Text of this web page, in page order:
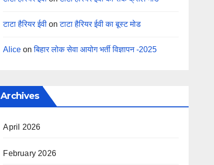
टाटा हैरियर ईवी onटाटा हैरियर ईवी का बूस्ट मोड
Alice onबिहार लोक सेवा आयोग भर्ती विज्ञापन -2025
Archives
April 2026
February 2026